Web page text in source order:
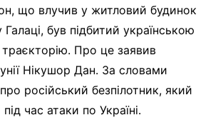
що влучив у житловий будинок
був підбитий українською
Про це заявив
Нікушор Дан. За словами
російський безпілотник, який
час атаки по Україні.